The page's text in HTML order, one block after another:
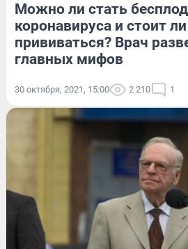
Можно ли стать
коронавируса и стоит
прививаться? Врач
главных мифов
30 октября, 2021, 15:00 2 210 1